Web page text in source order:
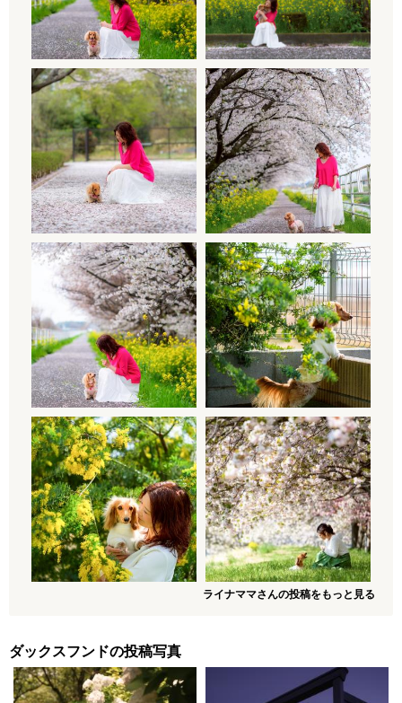
ライナママさんの投稿をもっと見る
ダックスフンドの投稿写真